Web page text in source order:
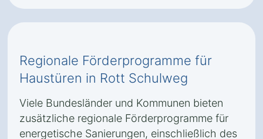
Regionale Förderprogramme für
Haustüren in Rott Schulweg
Viele Bundesländer und Kommunen bieten
zusätzliche regionale Förderprogramme für
energetische Sanierungen, einschließlich des